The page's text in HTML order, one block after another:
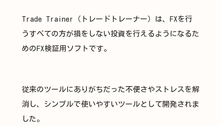
Trade Trainer（トレードトレーナー）は、FXを行
うすべての方が損をしない投資を行えるようになるた
めのFX検証用ソフトです。
従来のツールにありがちだった不便さやストレスを解
消し、シンプルで使いやすいツールとして開発されま
した。